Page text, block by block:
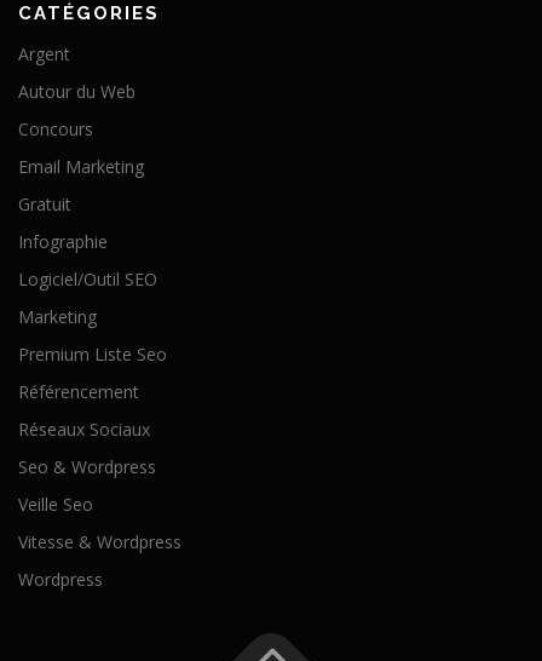
CATÉGORIES
Argent
Autour du Web
Concours
Email Marketing
Gratuit
Infographie
Logiciel/Outil SEO
Marketing
Premium Liste Seo
Référencement
Réseaux Sociaux
Seo & Wordpress
Veille Seo
Vitesse & Wordpress
Wordpress